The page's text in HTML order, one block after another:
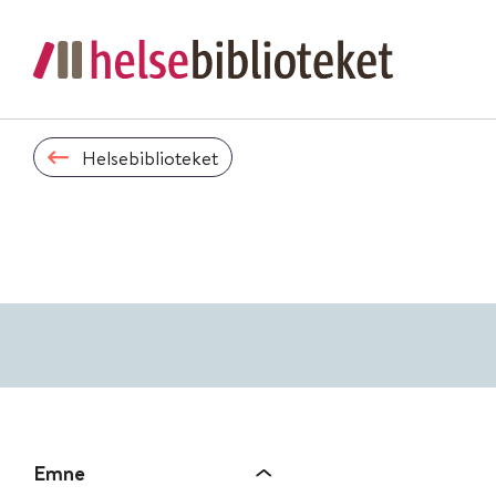
Helsebiblioteket
Emne